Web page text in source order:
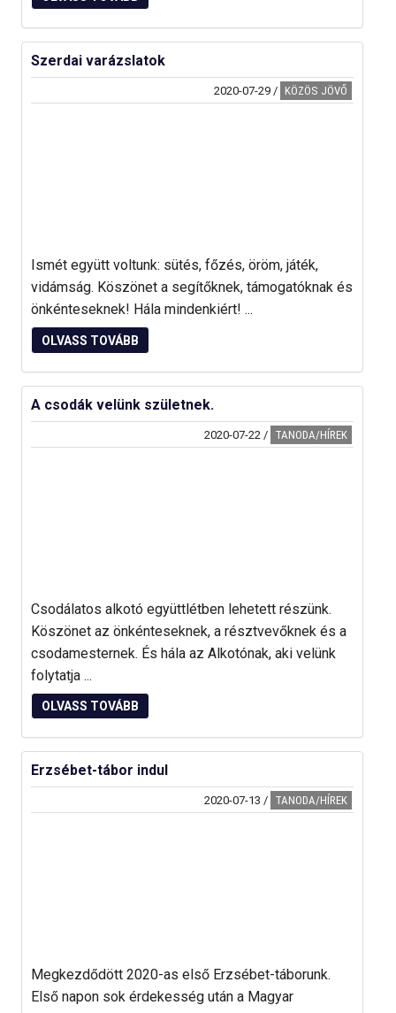
Szerdai varázslatok
2020-07-29/ KÖZÖS JÖVŐ
Ismét együtt voltunk: sütés, főzés, öröm, játék,
vidámság. Köszönet a segítőknek, támogatóknak és
önkénteseknek! Hála mindenkiért! ...
OLVASS TOVÁBB
A csodák velünk születnek.
2020-07-22 / TANODA/HÍREK
Csodálatos alkotó együttlétben lehetett részünk.
Köszönet az önkénteseknek, a résztvevőknek és a
csodamesternek. És hála az Alkotónak, aki velünk
folytatja ...
OLVASS TOVÁBB
Erzsébet-tábor indul
2020-07-13 / TANODA/HÍREK
Megkezdődött 2020-as első Erzsébet-táborunk.
Első napon sok érdekesség után a Magyar